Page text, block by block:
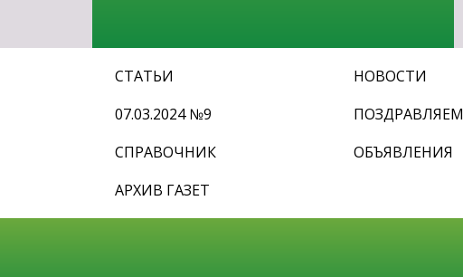
СТАТЬИ НОВОСТИ
07.03.2024 №9
ПОЗДРАВЛЯЕМ
СПРАВОЧНИК
ОБЪЯВЛЕНИЯ
АРХИВ ГАЗЕТ